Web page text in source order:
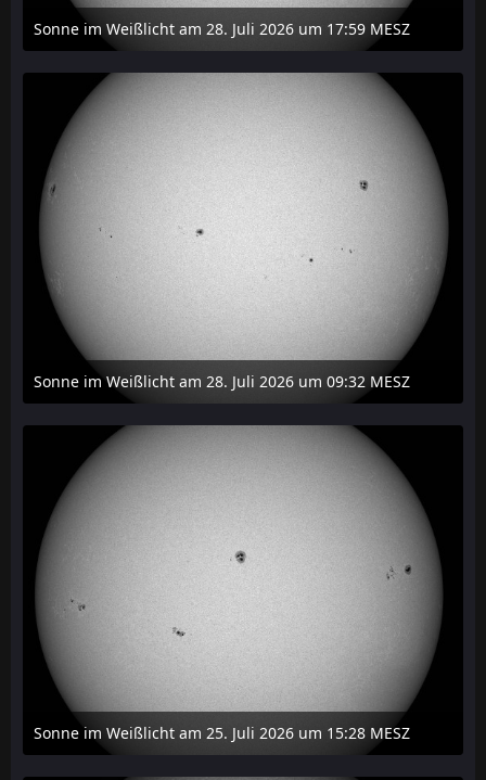
Sonne im Weißlicht am 28. Juli 2026 um 17:59 MESZ
31. Juli 2026 um 20:03
Sonne im Weißlicht am 28. Juli 2026 um 09:32 MESZ
31. Juli 2026 um 20:03
Sonne im Weißlicht am 25. Juli 2026 um 15:28 MESZ
27. Juli 2026 um 21:15